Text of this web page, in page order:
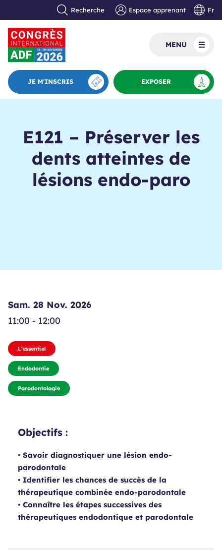
Recherche Espace apprenant Fr
MENU
JE M'INSCRIS EXPOSER
E121 – Préserver les
dents atteintes de
lésions endo-paro
Sam. 28 Nov. 2026
11:00 - 12:00
L'essentiel
Endodontie
Parodontologie
Objectifs :
• Savoir diagnostiquer une lésion endo-
parodontale
• Identifier les chances de succès de la
thérapeutique combinée endo-parodontale
• Connaître les étapes successives des
thérapeutiques endodontique et parodontale